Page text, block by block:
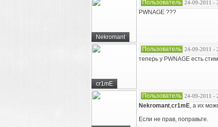
Nekromant
Пользователь 24-09-2011 -
PWNAGE ???
cr1mE
Пользователь 24-09-2011 -
теперь у PWNAGE есть
Пользователь 24-09-2011 -
Nekromant,cr1mE, а их
Если не прав, поправьте.